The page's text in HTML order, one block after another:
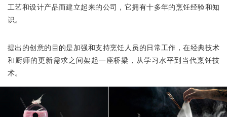
工艺和设计产品而建立起来的公司，它拥有十多年的烹饪经验和知
识。
提出的创意的目的是加强和支持烹饪人员的日常工作，在经典技术
和厨师的更新需求之间架起一座桥梁，从学习水平到当代烹饪技
术。